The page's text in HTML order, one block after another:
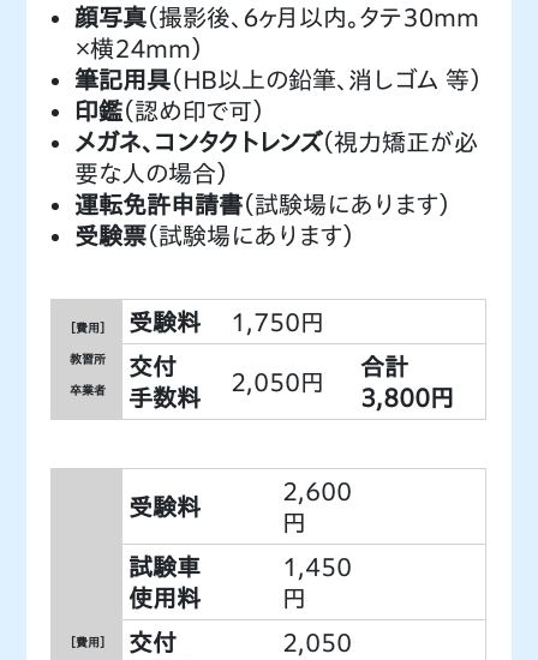
顔写真（撮影後、６ヶ月以内。タテ３０mm
×横２４mm）
筆記用具（ＨＢ以上の鉛筆、消しゴム 等）
印鑑（認め印で可）
メガネ、コンタクトレンズ（視力矯正が必
要な人の場合）
運転免許申請書（試験場にあります）
受験票（試験場にあります）
［費用］
教習所
卒業者
受験料
1,750円
交付
手数料
2,050円
合計
3,800円
［費用］
受験料
2,600
円
試験車
使用料
1,450
円
交付
2,050